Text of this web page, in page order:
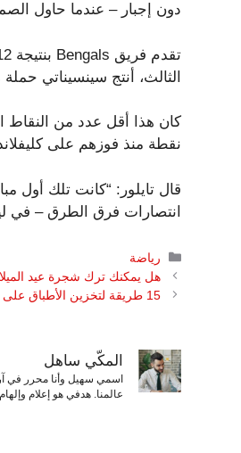
دون إجبار – عندما حاول
الثالث، أنتج سينسيناتي حملة من 10 لعب انتهت بهبوط
نقطة منذ فوزهم على كليفلاند 17-16 في الأسبوع
قال تايلور: “كانت تلك أول
انتصارات فرق الطرق – في
التصنيفات
رياضة
هل يمكنك ترك شجرة عيد
15 طريقة لتخزين الأطباق على الرف
المكّي ساهل
اسمي سهيل وأنا محرر في
عالمنا. هدفي هو إعلام